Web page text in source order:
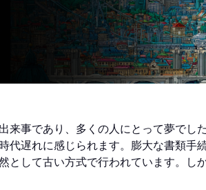
来事であり、多くの人にとって夢でし
代遅れに感じられます。膨大な書類手
として古い方式で行われています。し